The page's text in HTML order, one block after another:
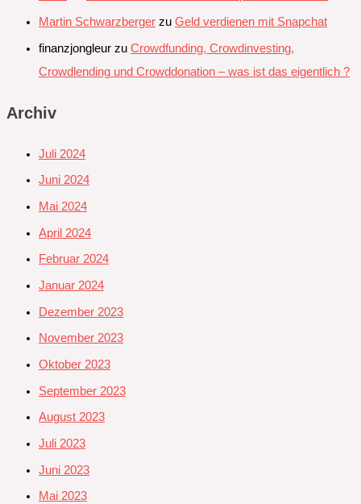
Martin Schwarzberger zu Geld verdienen mit Snapchat‭
finanzjongleur zu Crowdfunding, Crowdinvesting,
Crowdlending und Crowddonation – was ist das eigentlich ?
Archiv
Juli 2024
Juni 2024
Mai 2024
April 2024
Februar 2024
Januar 2024
Dezember 2023
November 2023
Oktober 2023
September 2023
August 2023
Juli 2023
Juni 2023
Mai 2023